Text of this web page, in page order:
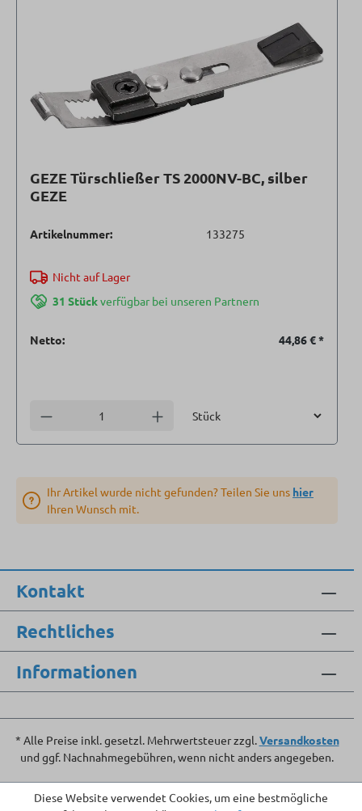
GEZE Türschließer TS 2000NV-BC, silber
GEZE
Artikelnummer: 133275
Nicht auf Lager
31 Stückverfügbar bei unseren Partnern
Netto: 44,86 €*
Anzahl verringern Anzahl erhöhen
Ihr Artikel wurde nicht gefunden? Teilen Sie uns hier
Ihren Wunsch mit.
Kontakt
Rechtliches
Informationen
* Alle Preise inkl. gesetzl. Mehrwertsteuer zzgl.Versandkosten
und ggf. Nachnahmegebühren, wenn nicht anders angegeben.
Diese Website verwendet Cookies, um eine bestmögliche